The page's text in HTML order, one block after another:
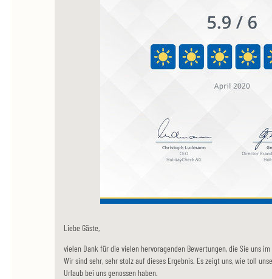
Liebe Gäste,
vielen Dank für die vielen hervoragenden Bewertungen, die Sie uns
Wir sind sehr, sehr stolz auf dieses Ergebnis. Es zeigt uns, wie toll
Urlaub bei uns genossen haben.